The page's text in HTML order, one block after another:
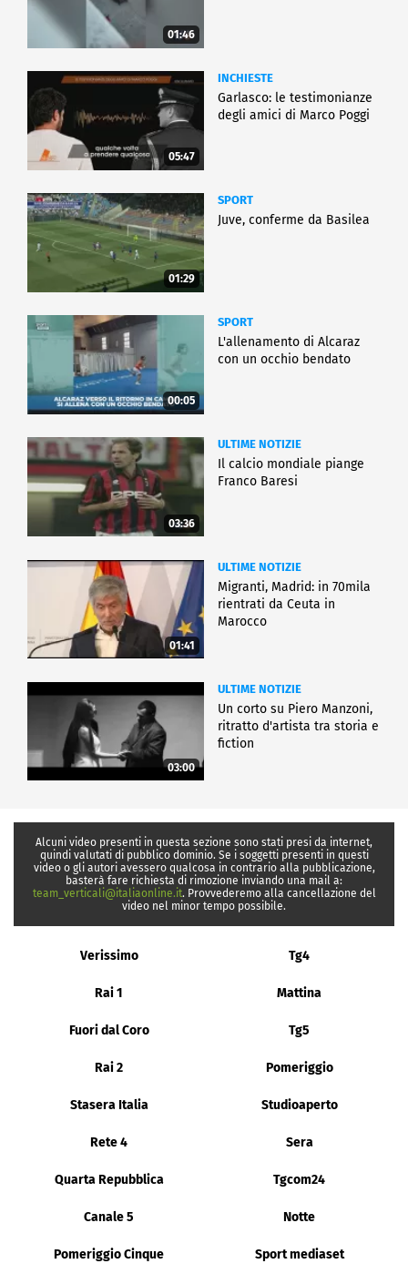
01:46
05:47
INCHIESTE
Garlasco: le testimonianze
degli amici di Marco Poggi
01:29
SPORT
Juve, conferme da Basilea
00:05
SPORT
L'allenamento di Alcaraz
con un occhio bendato
03:36
ULTIME NOTIZIE
Il calcio mondiale piange
Franco Baresi
01:41
ULTIME NOTIZIE
Migranti, Madrid: in 70mila
rientrati da Ceuta in
Marocco
03:00
ULTIME NOTIZIE
Un corto su Piero Manzoni,
ritratto d'artista tra storia e
fiction
Alcuni video presenti in questa sezione sono stati presi da internet,
quindi valutati di pubblico dominio. Se i soggetti presenti in questi
video o gli autori avessero qualcosa in contrario alla pubblicazione,
basterà fare richiesta di rimozione inviando una mail a:
team_verticali@italiaonline.it. Provvederemo alla cancellazione del
video nel minor tempo possibile.
Verissimo Tg4
Rai 1 Mattina
Fuori dal Coro Tg5
Rai 2 Pomeriggio
Stasera Italia Studioaperto
Rete 4 Sera
Quarta Repubblica Tgcom24
Canale 5 Notte
Pomeriggio Cinque Sport mediaset